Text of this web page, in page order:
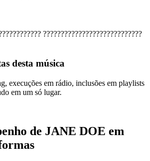
????????????????????????????
desta música
execuções em rádio, inclusões em playlists
em um só lugar.
de JANE DOE em